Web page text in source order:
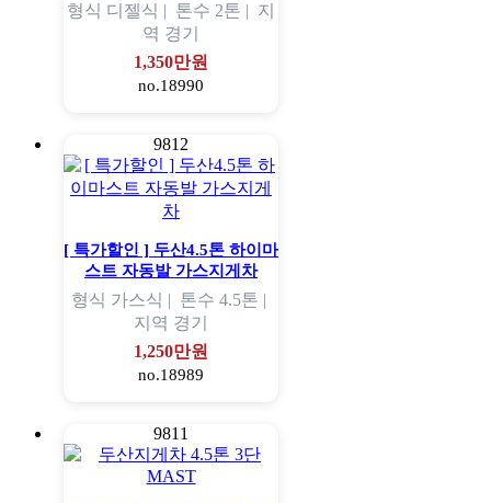
형식 디젤식 | 톤수 2톤 | 지
역 경기
1,350만원
no.18990
9812
[ 특가할인 ] 두산4.5톤 하이마
스트 자동발 가스지게차
형식 가스식 | 톤수 4.5톤 |
지역 경기
1,250만원
no.18989
9811